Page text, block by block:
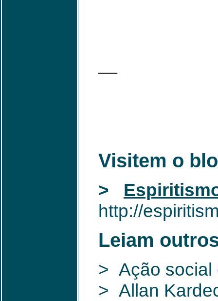
—
Visitem o
>
http://
Leiam
> Ação social
> Allan